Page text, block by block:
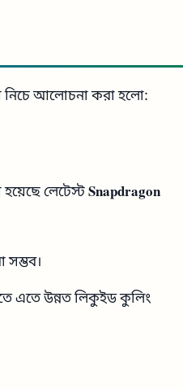
নিচে আলোচনা করা হলো:
হয়েছে লেটেস্টSnapdragon
এতে উন্নত লিকুইড কুলিং